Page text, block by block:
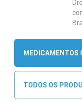
MEDICAMENTOS
TODOS OS